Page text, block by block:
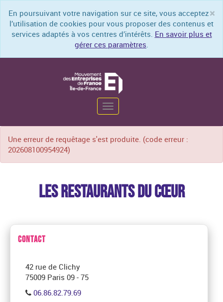
×
En poursuivant votre navigation sur ce site, vous acceptez
l’utilisation de cookies pour vous proposer des contenus et
services adaptés à vos centres d’intérêts. En savoir plus et
gérer ces paramètres.
Toggle
navigation
Une erreur de requêtage s'est produite. (code erreur :
202608100954924)
LES RESTAURANTS DU CŒUR
CONTACT
42 rue de Clichy
75009 Paris 09 - 75
06.86.82.79.69